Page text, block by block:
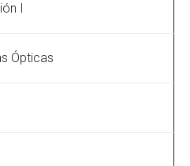
I
Ópticas